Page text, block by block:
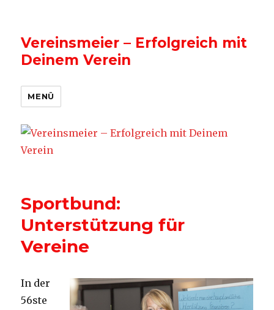
Vereinsmeier – Erfolgreich mit
Deinem Verein
MENÜ
Sportbund:
Unterstützung für
Vereine
In der
56ste